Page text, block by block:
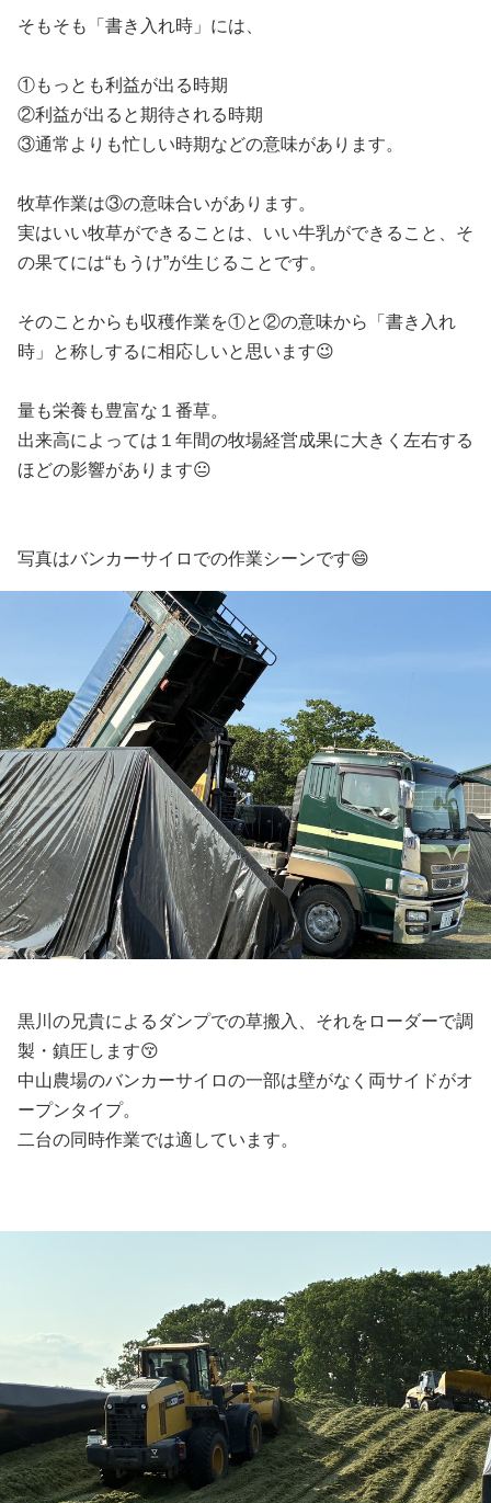
そもそも「書き入れ時」には、
①もっとも利益が出る時期
②利益が出ると期待される時期
③通常よりも忙しい時期などの意味があります。
牧草作業は③の意味合いがあります。
実はいい牧草ができることは、いい牛乳ができること、そ
の果てには“もうけ”が生じることです。
そのことからも収穫作業を①と②の意味から「書き入れ
時」と称しするに相応しいと思います😉
量も栄養も豊富な１番草。
出来高によっては１年間の牧場経営成果に大きく左右する
ほどの影響があります😐
写真はバンカーサイロでの作業シーンです😄
黒川の兄貴によるダンプでの草搬入、それをローダーで調
製・鎮圧します😚
中山農場のバンカーサイロの一部は壁がなく両サイドがオ
ープンタイプ。
二台の同時作業では適しています。